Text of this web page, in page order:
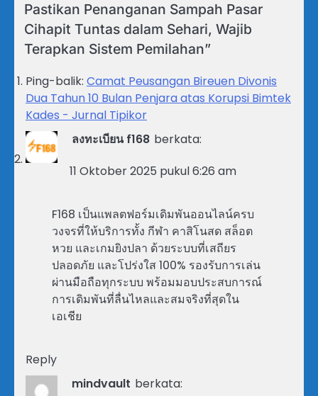
Pastikan Penanganan Sampah Pasar
Cihapit Tuntas dalam Sehari, Wajib
Terapkan Sistem Pemilahan”
Ping-balik: Camat Peusangan Bireuen Divonis
Dua Tahun 10 Bulan Penjara atas Korupsi Bimtek
Kades - Jurnal Tipikor
ลงทะเบียน f168 berkata:
11 Oktober 2025 pukul 6:26 am
F168 เป็นแพลตฟอร์มเดิมพันออนไลน์ครบ
วงจรที่ให้บริการทั้ง กีฬา คาสิโนสด สล็อต
หวย และเกมยิงปลา ด้วยระบบที่เสถียร
ปลอดภัย และโปร่งใส 100% รองรับการเล่น
ผ่านมือถือทุกระบบ พร้อมมอบประสบการณ์
การเดิมพันที่ลื่นไหลและสมจริงที่สุดใน
เอเชีย
Reply
mindvault berkata: